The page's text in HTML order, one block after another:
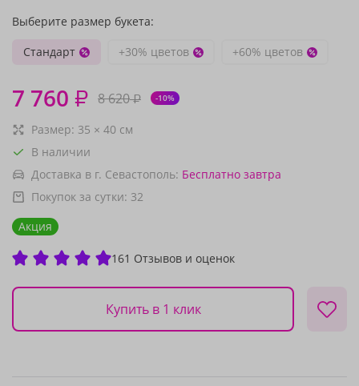
Выберите размер букета:
Стандарт
+30% цветов +60% цветов
7 760 ₽ 8 620₽ -10%
Размер: 35 × 40 см
В наличии
Доставка в г. Севастополь: Бесплатно завтра
Покупок за сутки: 32
Акция
161 Отзывов и оценок
Купить в 1 клик